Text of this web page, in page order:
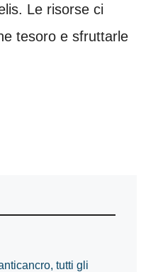
Le risorse ci
tesoro e sfruttarle
tutti gli